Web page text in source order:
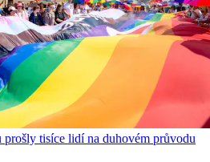
tisíce lidí na duhovém průvodu